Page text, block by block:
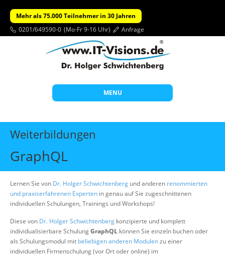
Mehr als 75.000 Teilnehmer in 30 Jahren
0201/649590-0 (Mo-Fr 9-16 Uhr) Anfrage
MENU
Start
Themen
Beratung
Offene Seminare
Über uns
Suche
Weiterbildungen
GraphQL
Lernen Sie von Dr. Holger Schwichtenberg und anderen renommierten
und praxiserfahrenen Experten in genau auf Sie zugeschnittenen
individuellen Schulungen, Trainings und Workshops!
Diese von Dr. Holger Schwichtenberg konzipierte und komplett
individualisierbare SchulungGraphQL können Sie einzeln buchen oder
als Schulungsmodul mit beliebigen anderen Modulenzu einer
individuellen Firmenschulung (vor Ort oder online) im